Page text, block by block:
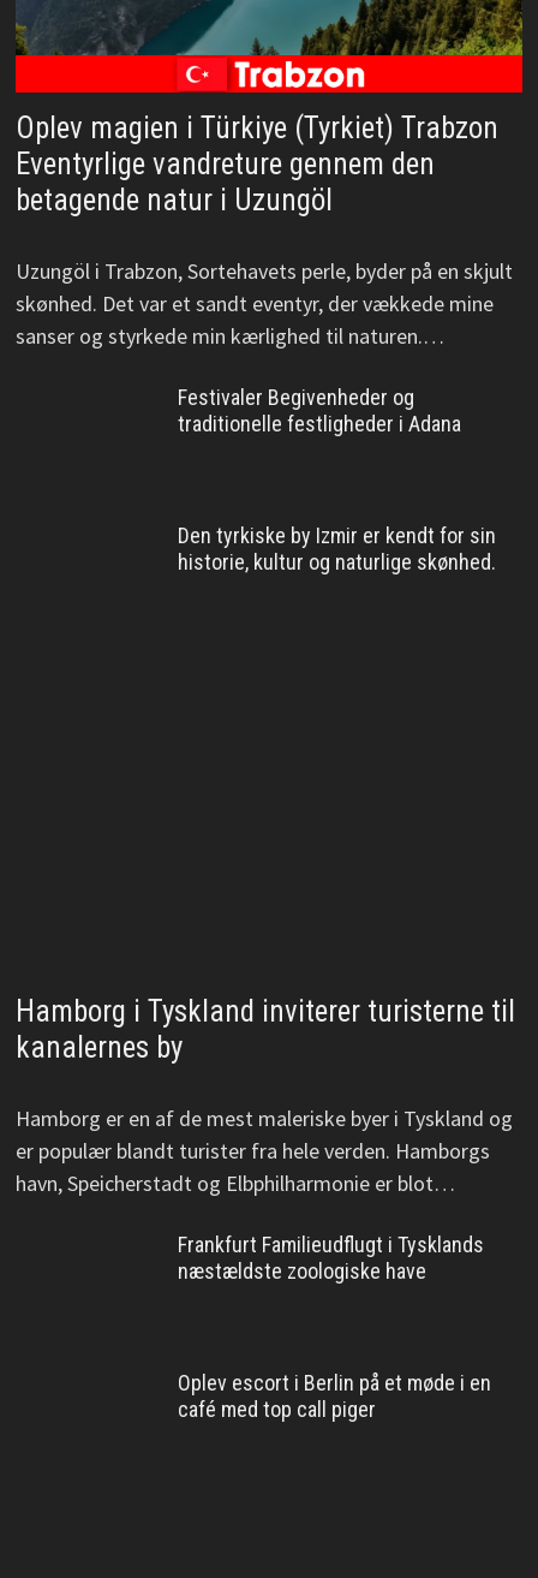
Oplev magien i Türkiye (Tyrkiet) Trabzon
Eventyrlige vandreture gennem den
betagende natur i Uzungöl
Uzungöl i Trabzon, Sortehavets perle, byder på en skjult
skønhed. Det var et sandt eventyr, der vækkede mine
sanser og styrkede min kærlighed til naturen.…
Festivaler Begivenheder og
traditionelle festligheder i Adana
Den tyrkiske by Izmir er kendt for sin
historie, kultur og naturlige skønhed.
Hamborg i Tyskland inviterer turisterne til
kanalernes by
Hamborg er en af de mest maleriske byer i Tyskland og
er populær blandt turister fra hele verden. Hamborgs
havn, Speicherstadt og Elbphilharmonie er blot…
Frankfurt Familieudflugt i Tysklands
næstældste zoologiske have
Oplev escort i Berlin på et møde i en
café med top call piger